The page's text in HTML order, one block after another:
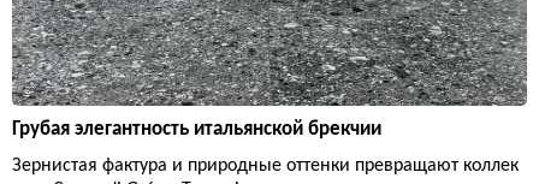
Грубая элегантность итальянской брекчии
Зернистая фактура и природные оттенки превращают коллек